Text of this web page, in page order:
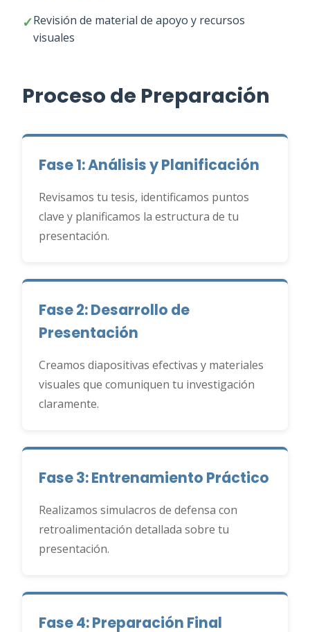
Revisión de material de apoyo y recursos
visuales
Proceso de Preparación
Fase 1: Análisis y Planificación
Revisamos tu tesis, identificamos puntos
clave y planificamos la estructura de tu
presentación.
Fase 2: Desarrollo de
Presentación
Creamos diapositivas efectivas y materiales
visuales que comuniquen tu investigación
claramente.
Fase 3: Entrenamiento Práctico
Realizamos simulacros de defensa con
retroalimentación detallada sobre tu
presentación.
Fase 4: Preparación Final